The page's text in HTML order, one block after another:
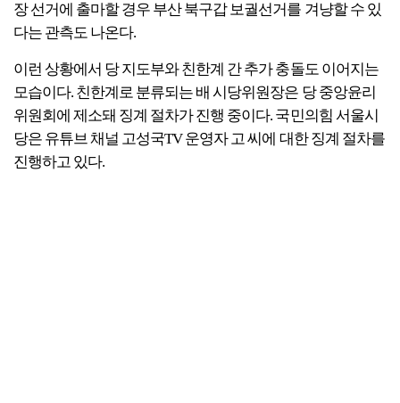
장 선거에 출마할 경우 부산 북구갑 보궐선거를 겨냥할 수 있
다는 관측도 나온다.
이런 상황에서 당 지도부와 친한계 간 추가 충돌도 이어지는
모습이다. 친한계로 분류되는 배 시당위원장은 당 중앙윤리
위원회에 제소돼 징계 절차가 진행 중이다. 국민의힘 서울시
당은 유튜브 채널 고성국TV 운영자 고 씨에 대한 징계 절차를
진행하고 있다.